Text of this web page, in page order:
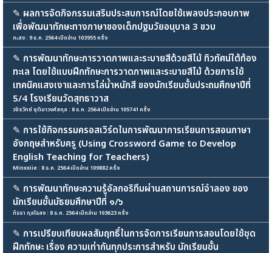
✎ ผลการจัดกิจกรรมเสริมประสบการณ์โดยใช้เพลงประกอบภาพ
เพื่อพัฒนาทักษะทางภาษาของเด็กปฐมวัยอนุบาล 3 ขวบ
กะสง : 9 ธ.ค. 2564 เปิดอ่าน 103955 ครั้ง
✎ การพัฒนาทักษะการวาดภาพและระบายสีด้วยสีไม้ ทิวทัศน์ใต้ท้อง
ทะเล โดยใช้แบบฝึกทักษะการวาดภาพและระบายสีไม้ ด้วยการใช้
เทคนิคแสงเงาและการไล่น้ำหนักสี ของนักเรียนชั้นประถมศึกษาปีที่
5/4 โรงเรียนวัดสุทธาวาส
วชิรวิทย์ ชุติมาวงศ์สกุล : 8 ธ.ค. 2564 เปิดอ่าน 105741 ครั้ง
✎ การใช้กิจกรรมครอสเวิร์ดในการพัฒนาการเรียนการสอนภาษา
อังกฤษสำหรับครู (Using Crossword Game to Develop
English Teaching for Teachers)
Minxxiie : 8 ธ.ค. 2564 เปิดอ่าน 109882 ครั้ง
✎ การพัฒนาทักษะความรู้อัลกอริทึมผ่านสถานการณ์จำลอง ของ
นักเรียนชั้นมัธยมศึกษาปีที่ ๑/๖
ภิธรา กุลไธสง : 8 ธ.ค. 2564 เปิดอ่าน 103623 ครั้ง
✎ การเปรียบเทียบผลสัมฤทธิ์ในการจัดการเรียนการสอนโดยใช้ชุด
ฝึกทักษะ เรื่อง ความเท่ากันทุกประการสำหรับ นักเรียนชั้น